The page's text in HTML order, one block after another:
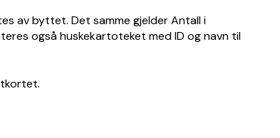
av byttet. Det samme gjelder Antall i
også huskekartoteket med ID og navn til